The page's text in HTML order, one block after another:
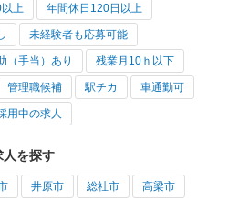
上 年間休日120日以上
未経験者も応募可能
（手当）あり 残業月10ｈ以下
管理職候補 駅チカ 車通勤可
用中の求人
人を探す
井原市 総社市 高梁市